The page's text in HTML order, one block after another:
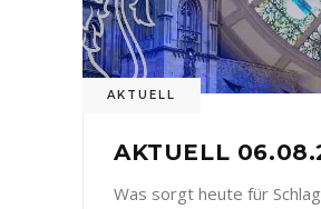
AKTUELL
AKTUELL
Was sorgt heute für